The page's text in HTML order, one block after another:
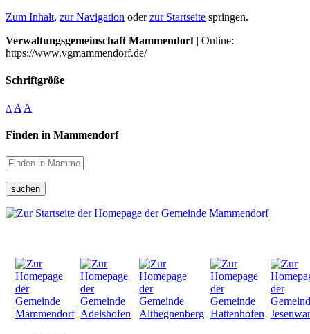
Zum Inhalt, zur Navigation oderzur Startseite springen.
Verwaltungsgemeinschaft Mammendorf| Online:
https://www.vgmammendorf.de/
Schriftgröße
A A A
Finden in Mammendorf
suchen